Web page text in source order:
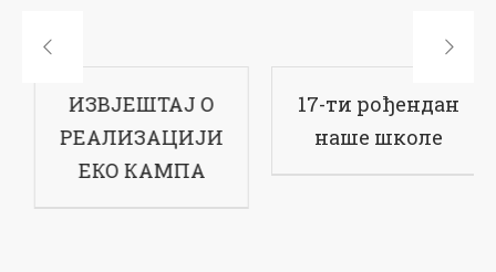
филм
кампу на
ИЗВЈЕШТАЈ О
РЕАЛИЗАЦИЈИ
ЕКО КАМПА
17-ти